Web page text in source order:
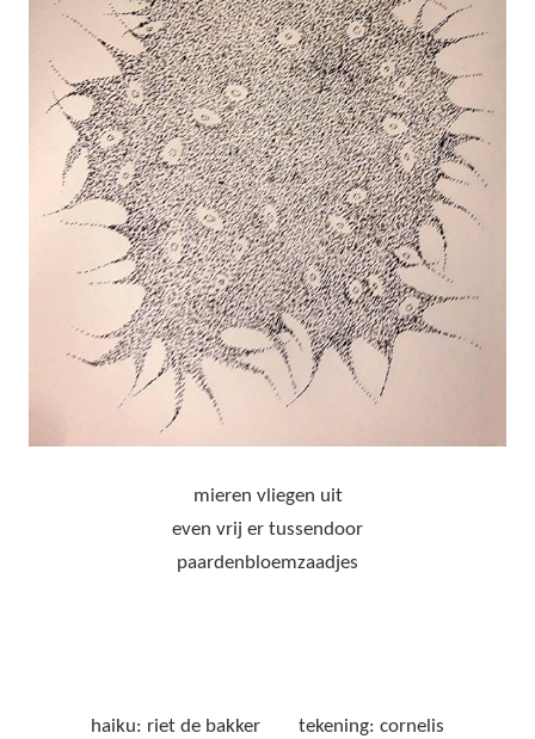
mieren vliegen uit
even vrij er tussendoor
paardenbloemzaadjes
haiku: riet de bakker tekening: cornelis